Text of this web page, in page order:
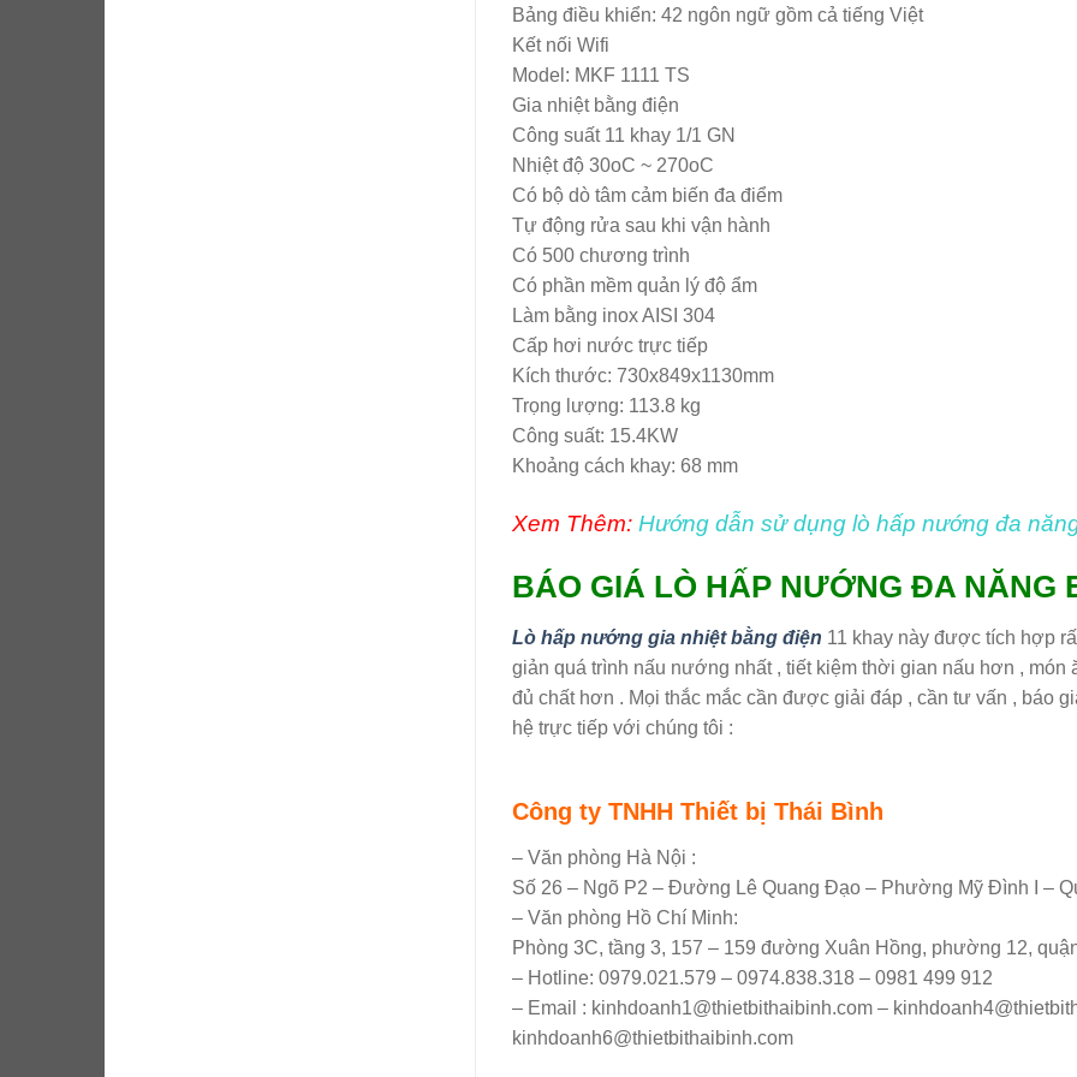
Bảng điều khiển: 42 ngôn ngữ gồm cả tiếng Việt
Kết nối Wifi
Model: MKF 1111 TS
Gia nhiệt bằng điện
Công suất 11 khay 1/1 GN
Nhiệt độ 30oC ~ 270oC
Có bộ dò tâm cảm biến đa điểm
Tự động rửa sau khi vận hành
Có 500 chương trình
Có phần mềm quản lý độ ẩm
Làm bằng inox AISI 304
Cấp hơi nước trực tiếp
Kích thước: 730x849x1130mm
Trọng lượng: 113.8 kg
Công suất: 15.4KW
Khoảng cách khay: 68 mm
Xem Thêm: Hướng dẫn sử dụng lò hấp nướng đa
BÁO GIÁ LÒ HẤP NƯỚNG ĐA NĂNG
Lò hấp nướng gia nhiệt bằng điện 11 khay này được tích hợp
giản quá trình nấu nướng nhất , tiết kiệm thời gian nấu hơn , món
đủ chất hơn . Mọi thắc mắc cần được giải đáp , cần tư vấn , báo
hệ trực tiếp với chúng tôi :
Công ty TNHH Thiết bị Thái Bình
– Văn phòng Hà Nội :
Số 26 – Ngõ P2 – Đường Lê Quang Đạo – Phường Mỹ Đình I –
– Văn phòng Hồ Chí Minh:
Phòng 3C, tầng 3, 157 – 159 đường Xuân Hồng, phường 12,
– Hotline: 0979.021.579 – 0974.838.318 – 0981 499 912
– Email : kinhdoanh1@thietbithaibinh.com –
kinhdoanh6@thietbithaibinh.com